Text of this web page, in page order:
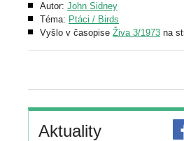
Autor: John Sidney
Téma: Ptáci / Birds
Vyšlo v časopise Živa 3/1973 na
Aktuality